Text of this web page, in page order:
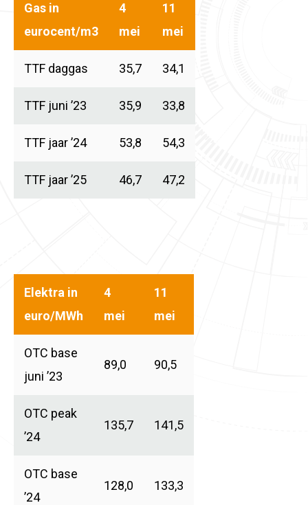
Gas in
eurocent/m3
4
mei
11
mei
TTF daggas 35,7 34,1
TTF juni ’23 35,9 33,8
TTF jaar ’24 53,8 54,3
TTF jaar ’25 46,7 47,2
Elektra in
euro/MWh
4
mei
11
mei
OTC base
juni ’23
89,0 90,5
OTC peak
’24
135,7 141,5
OTC base
’24
128,0 133,3